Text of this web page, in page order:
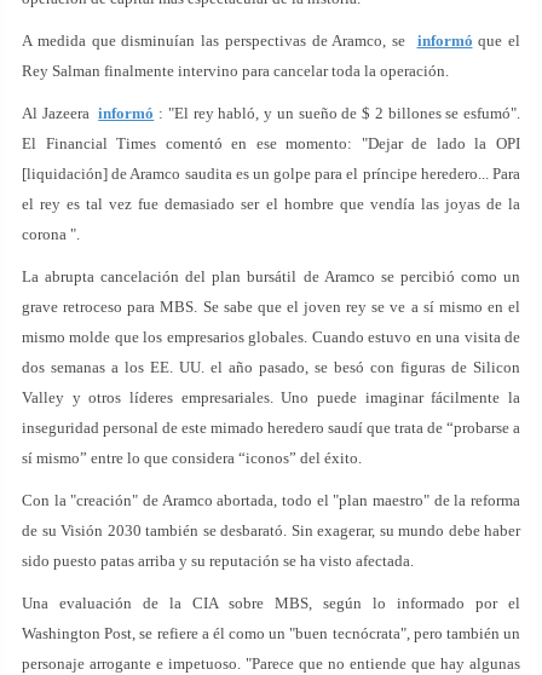
A medida que disminuían las perspectivas de Aramco, se informó que el
Rey Salman finalmente intervino para cancelar toda la operación.
Al Jazeerainformó : "El rey habló, y un sueño de $ 2 billones se esfumó".
El Financial Times comentó en ese momento: "Dejar de lado la OPI
[liquidación] de Aramco saudita es un golpe para el príncipe heredero... Para
el rey es tal vez fue demasiado ser el hombre que vendía las joyas de la
corona ".
La abrupta cancelación del plan bursátil de Aramco se percibió como un
grave retroceso para MBS. Se sabe que el joven rey se ve a sí mismo en el
mismo molde que los empresarios globales. Cuando estuvo en una visita de
dos semanas a los EE. UU. el año pasado, se besó con figuras de Silicon
Valley y otros líderes empresariales. Uno puede imaginar fácilmente la
inseguridad personal de este mimado heredero saudí que trata de “probarse a
sí mismo” entre lo que considera “iconos” del éxito.
Con la "creación" de Aramco abortada, todo el "plan maestro" de la reforma
de su Visión 2030 también se desbarató. Sin exagerar, su mundo debe haber
sido puesto patas arriba y su reputación se ha visto afectada.
Una evaluación de la CIA sobre MBS, según lo informado por el
Washington Post, se refiere a él como un "buen tecnócrata", pero también un
personaje arrogante e impetuoso. "Parece que no entiende que hay algunas